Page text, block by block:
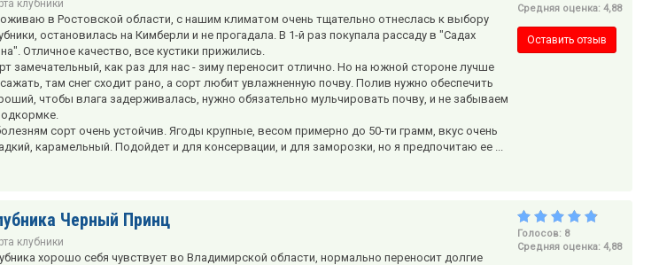
клубники
в Ростовской области, с нашим климатом очень тщательно отнеслась к выбору
остановилась на Кимберли и не прогадала. В 1-й раз покупала рассаду в "Садах
Отличное качество, все кустики прижились.
замечательный, как раз для нас - зиму переносит отлично. Но на южной стороне лучше
там снег сходит рано, а сорт любит увлажненную почву. Полив нужно обеспечить
чтобы влага задерживалась, нужно обязательно мульчировать почву, и не забываем
сорт очень устойчив. Ягоды крупные, весом примерно до 50-ти грамм, вкус очень
карамельный. Подойдет и для консервации, и для заморозки, но я предпочитаю ее ...
Средняя оценка: 4,88
Оставить отзыв
Черный Принц
клубники
хорошо себя чувствует во Владимирской области, нормально переносит долгие
Голосов: 8
Средняя оценка: 4,88